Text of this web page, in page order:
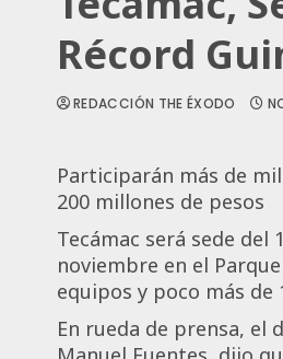
Récord
REDACCIÓN THE ÉXODO
Participarán más de
200 millones de pesos
Tecámac será sede del
noviembre en el
equipos y poco más
En rueda de prensa,